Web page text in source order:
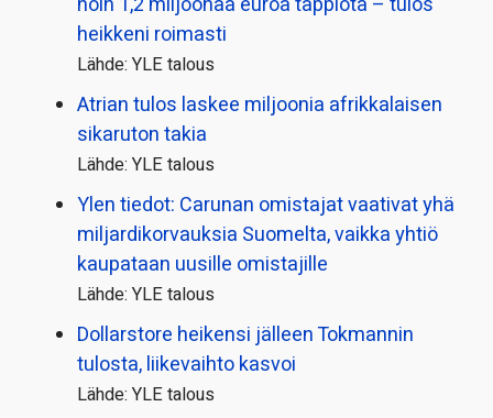
heikkeni roimasti
Lähde: YLE talous
Atrian tulos laskee miljoonia afrikkalaisen
sikaruton takia
Lähde: YLE talous
Ylen tiedot: Carunan omistajat vaativat yhä
miljardi­korvauksia Suomelta, vaikka yhtiö
kaupataan uusille omistajille
Lähde: YLE talous
Dollarstore heikensi jälleen Tokmannin
tulosta, liikevaihto kasvoi
Lähde: YLE talous